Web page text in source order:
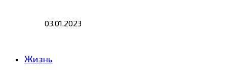
03.01.2023
Жизнь